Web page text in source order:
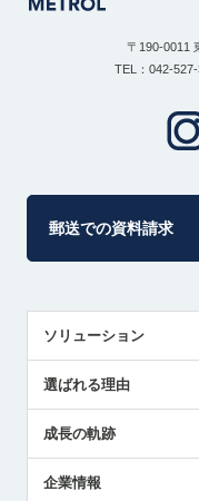
〒190-0011
TEL：042-
郵送での資料請求
ソリューション
解決策提案
選ばれる理由
成長の軌跡
企業情報